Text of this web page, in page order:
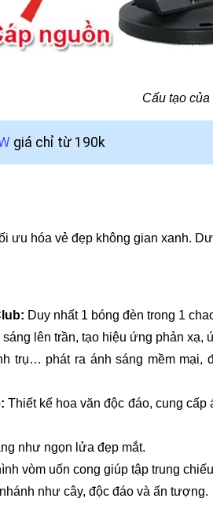
Cấu tạo
giá chỉ từ 190k
ưu hóa vẻ đẹp không gian xanh.
: Duy nhất 1 bóng đèn trong 1
sáng lên trần, tạo hiệu ứng phản xạ,
trụ… phát ra ánh sáng mềm
: Thiết kế hoa văn độc đáo, cung
như ngọn lửa đẹp mắt.
vòm uốn cong giúp tập trung
như cây, độc đáo và ấn tượng.